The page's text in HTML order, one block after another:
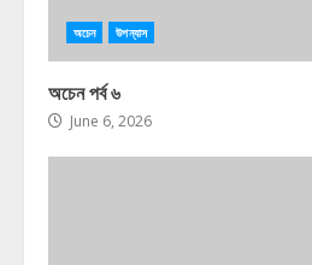
অচেন উপন্যাস
অচেন পর্ব ৬
June 6, 2026